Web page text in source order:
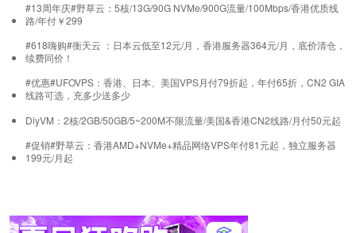
#13周年庆#野草云：5核/13G/90G NVMe/900G流量/100Mbps/香港优质线
路/年付￥299
#618嗨购#衡天云 ：日本云低至12元/月，香港服务器364元/月，底价清仓，
续费同价！
#优惠#UFOVPS：香港、日本、美国VPS月付79折起，年付65折，CN2 GIA
线路可选，充多少送多少
DiyVM：2核/2GB/50GB/5~200M不限流量/美国&香港CN2线路/月付50元起
#促销#野草云：香港AMD+NVMe+精品网络VPS年付81元起，独立服务器
199元/月起